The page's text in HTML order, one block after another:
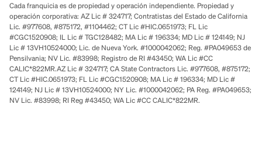
Cada franquicia es de propiedad y operación independiente. Propiedad y
operación corporativa: AZ Lic # 324717; Contratistas del Estado de California
Lic. #977608, #875172, #1104462; CT Lic #HIC.0651973; FL Lic
#CGC1520908; IL Lic # TGC128482; MA Lic # 196334; MD Lic # 124149; NJ
Lic # 13VH10524000; Lic. de Nueva York. #1000042062; Reg. #PA049653 de
Pensilvania; NV Lic. #83998; Registro de RI #43450; WA Lic #CC
CALIC*822MR.AZ Lic # 324717; CA State Contractors Lic. #977608, #875172;
CT Lic #HIC.0651973; FL Lic #CGC1520908; MA Lic # 196334; MD Lic #
124149; NJ Lic # 13VH10524000; NY Lic. #1000042062; PA Reg. #PA049653;
NV Lic. #83998; RI Reg #43450; WA Lic #CC CALIC*822MR.